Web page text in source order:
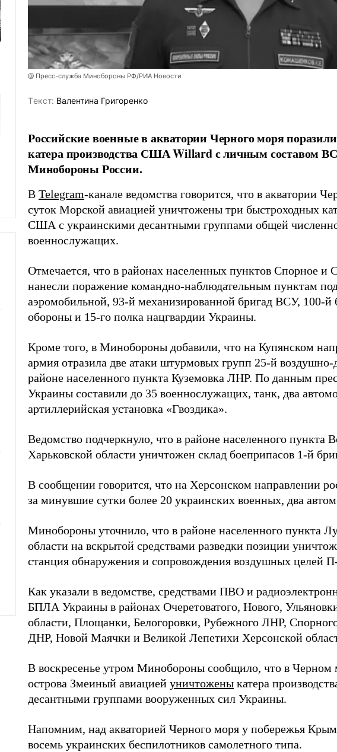
@ Пресс-служба Минобороны РФ/РИА Новости
Tекст: Валентина Григоренко
Российские военные в акватории Черного моря
катера производства США Willard с личным составом
Минобороны России.
В Telegram-канале ведомства говорится, что в акватории
суток Морской авиацией уничтожены три быстроходных
США с украинскими десантными группами общей
военнослужащих.
Отмечается, что в районах населенных пунктов Спорное
нанесли поражение командно-наблюдательным пунктам
аэромобильной, 93-й механизированной бригад ВСУ, 100-й
обороны и 15-го полка нацгвардии Украины.
Кроме того, в Минобороны добавили, что на Купянском
армия отразила две атаки штурмовых групп 25-й
районе населенного пункта Куземовка ЛНР. По данным
Украины составили до 35 военнослужащих, танк, два
артиллерийская установка «Гвоздика».
Ведомство подчеркнуло, что в районе населенного пункта
Харьковской области уничтожен склад боеприпасов 1-й
В сообщении говорится, что на Херсонском направлении
за минувшие сутки более 20 украинских военных, два
Минобороны уточнило, что в районе населенного пункта
области на вскрытой средствами разведки позиции
станция обнаружения и сопровождения воздушных целей
Как указали в ведомстве, средствами ПВО и
БПЛА Украины в районах Очеретоватого, Нового,
области, Площанки, Белогоровки, Рубежного ЛНР,
ДНР, Новой Маячки и Великой Лепетихи Херсонской
В воскресенье утром Минобороны сообщило, что в Черном
острова Змеиный авиацией уничтожены катера
десантными группами вооруженных сил Украины.
Напомним, над акваторией Черного моря у побережья
восемь украинских беспилотников самолетного типа.